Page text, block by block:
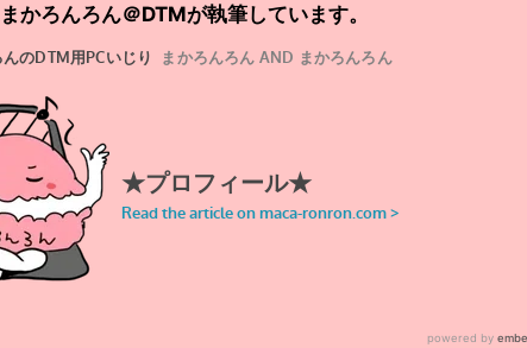
かろんろん＠DTMが執筆しています。